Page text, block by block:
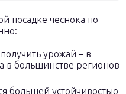
посадке чеснока по
урожай – в
в большинстве регионов
большей устойчивостью